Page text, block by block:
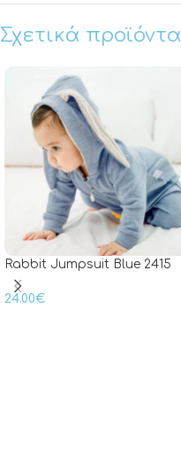
Σχετικά προϊόντα
Rabbit Jumpsuit Blue 2415
24.00€